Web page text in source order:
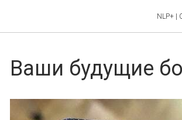
NLP+ |
Ваши будущие